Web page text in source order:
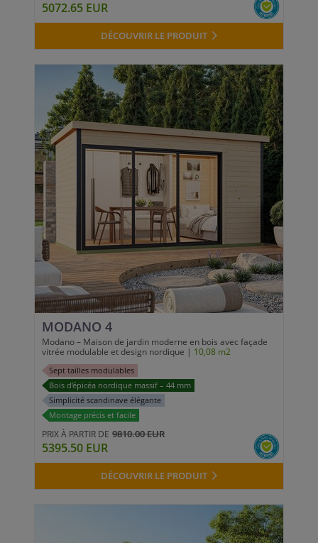
5072.65 EUR
DÉCOUVRIR LE PRODUIT
MODANO 4
Modano – Maison de jardin moderne en bois avec façade
vitrée modulable et design nordique | 10,08 m2
Sept tailles modulables
Bois d’épicéa nordique massif – 44 mm
Simplicité scandinave élégante
Montage précis et facile
PRIX À PARTIR DE 9810.00 EUR
5395.50 EUR
DÉCOUVRIR LE PRODUIT